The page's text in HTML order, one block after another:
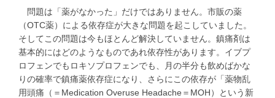
問題は「薬がなかった」だけではありません。市販の薬
（OTC薬）による依存症が大きな問題を起こしていました。
そしてこの問題は今もほとんど解決していません。鎮痛剤は
基本的にはどのようなものであれ依存性があります。イブプ
ロフェンでもロキソプロフェンでも、月の半分も飲めばかな
りの確率で鎮痛薬依存症になり、さらにこの依存が「薬物乱
用頭痛（＝Medication Overuse Headache＝MOH）という新